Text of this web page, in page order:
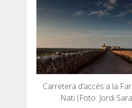
Carretera d’accés a la
Nati (Foto: Jordi